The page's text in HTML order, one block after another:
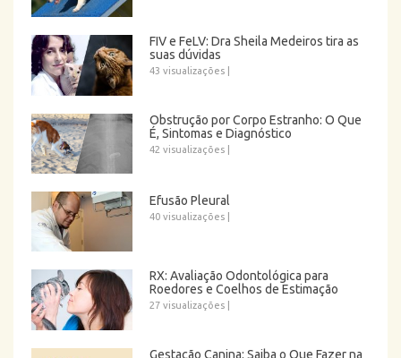
FIV e FeLV: Dra Sheila Medeiros tira as
suas dúvidas
43 visualizações
Obstrução por Corpo Estranho: O Que
É, Sintomas e Diagnóstico
42 visualizações
Efusão Pleural
40 visualizações
RX: Avaliação Odontológica para
Roedores e Coelhos de Estimação
27 visualizações
Gestação Canina: Saiba o Que Fazer na